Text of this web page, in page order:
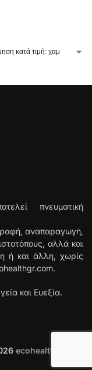
πνευματική
αναπαραγωγή,
αλλά και
ή και άλλη, χωρίς
και Ευεξία.
ecohealthgr.com